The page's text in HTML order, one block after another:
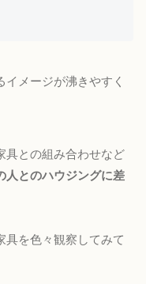
メージが沸きやすく
との組み合わせなど
人とのハウジングに差
具を色々観察してみて